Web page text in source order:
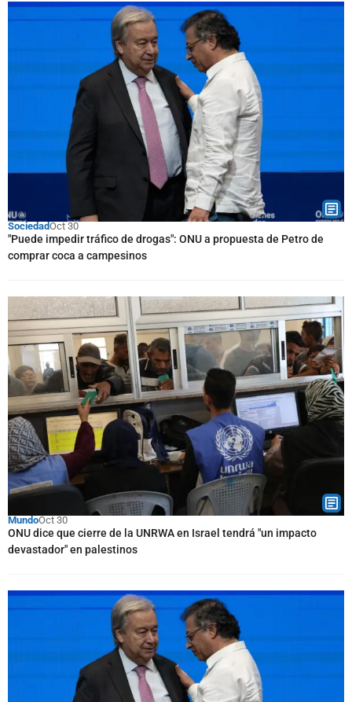
SociedadOct 30
"Puede impedir tráfico de drogas": ONU a propuesta de Petro de
comprar coca a campesinos
MundoOct 30
ONU dice que cierre de la UNRWA en Israel tendrá "un impacto
devastador" en palestinos